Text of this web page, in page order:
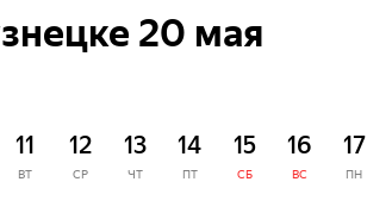
20 мая
11
ВТ
12
СР
13
ЧТ
14
ПТ
15
СБ
16
ВС
17
ПН